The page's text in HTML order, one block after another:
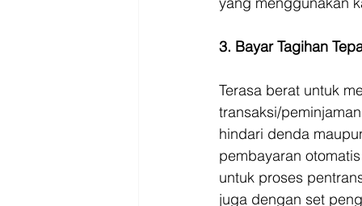
3. Bayar Tagihan
Terasa berat untuk
transaksi/
hindari denda
pembayaran
untuk proses
juga dengan set